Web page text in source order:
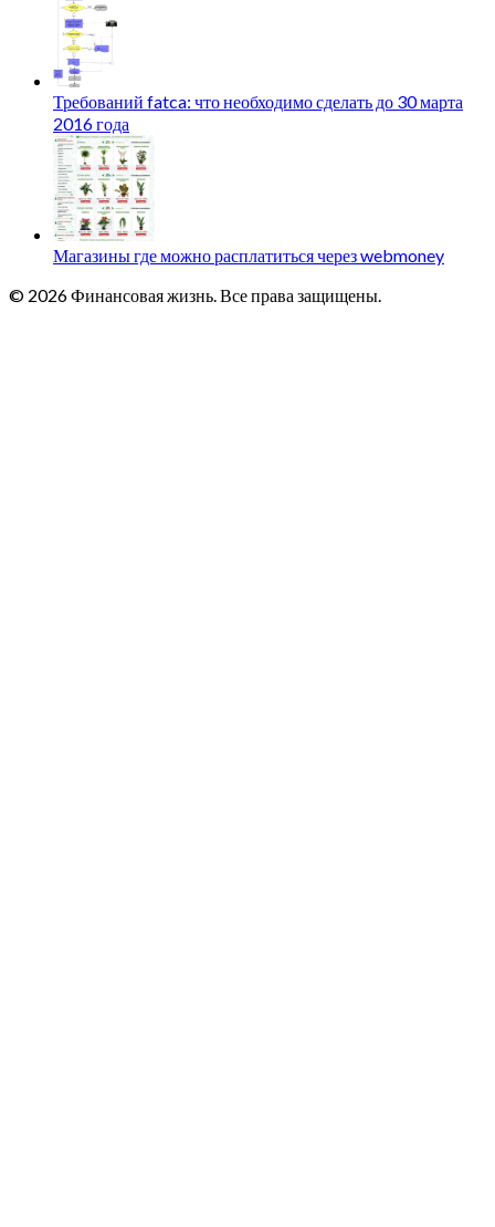
Требований fatca: что необходимо сделать до 30 марта
2016 года
Магазины где можно расплатиться через webmoney
© 2026 Финансовая жизнь. Все права защищены.